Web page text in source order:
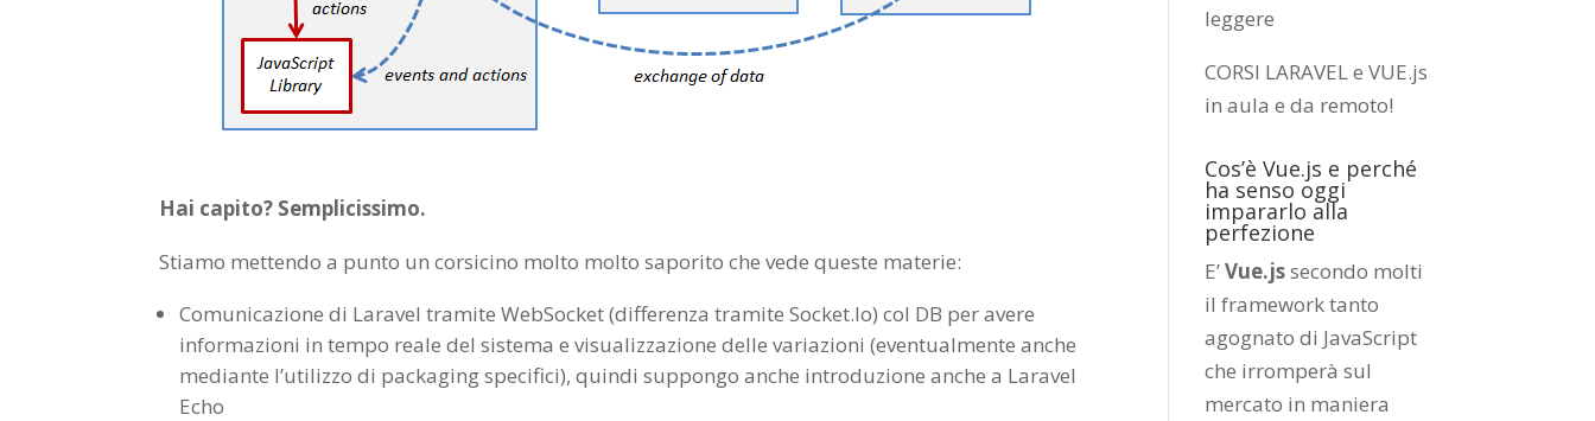
Hai capito? Semplicissimo.
Stiamo mettendo a punto un corsicino molto molto saporito che vede queste materie:
Comunicazione di Laravel tramite WebSocket (differenza tramite Socket.Io) col DB per avere
informazioni in tempo reale del sistema e visualizzazione delle variazioni (eventualmente anche
mediante l’utilizzo di packaging specifici), quindi suppongo anche introduzione anche a Laravel
Echo
leggere
CORSI LARAVEL e VUE.js
in aula e da remoto!
Cos’è Vue.js e perché
ha senso oggi
impararlo alla
perfezione
E’Vue.jssecondo molti
il framework tanto
agognato di JavaScript
che irromperà sul
mercato in maniera